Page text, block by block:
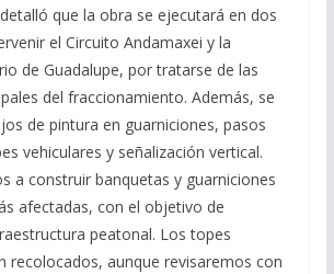
que la obra se ejecutará en dos
el Circuito Andamaxei y la
de Guadalupe, por tratarse de las
del fraccionamiento. Además, se
de pintura en guarniciones, pasos
vehiculares y señalización vertical.
a construir banquetas y guarniciones
afectadas, con el objetivo de
peatonal. Los topes
recolocados, aunque revisaremos con